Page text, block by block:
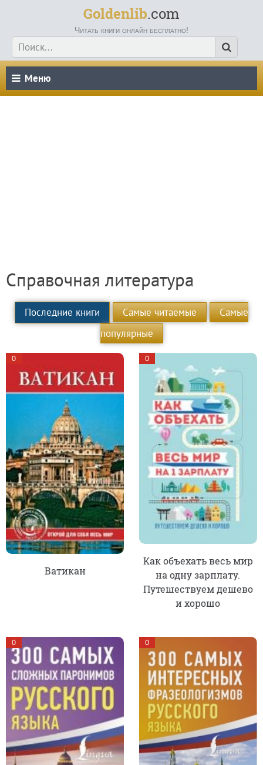
Goldenlib.com
Читать книги онлайн бесплатно!
Меню
Справочная литература
Последние книги Самые читаемые
Самые
популярные
Ватикан
0
Как объехать весь мир
на одну зарплату.
Путешествуем дешево
и хорошо
0
0 0